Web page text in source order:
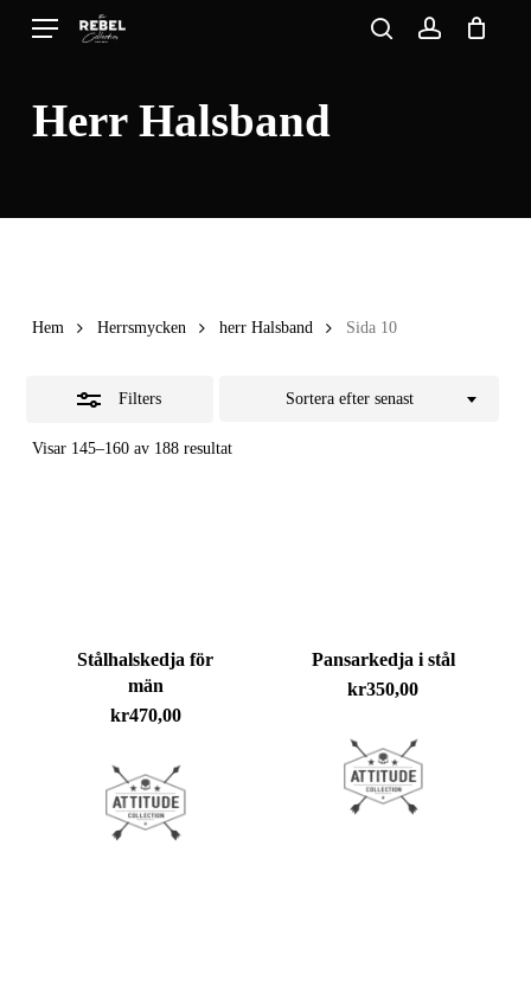
Skip
content
Menu
Herr Halsband
Hem Herrsmycken herr Halsband Sida 10
Filters
Visar 145–160 av 188 resultatSortera
Sortera efter senast
Stålhalskedja för
män
kr470,00
Pansarkedja i stål
kr350,00